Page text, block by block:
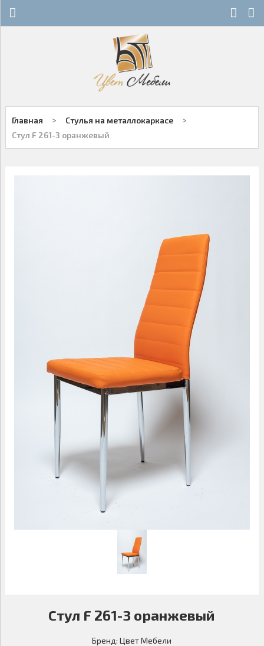
КОНТАКТЫ
Многоканальный
Заказы принимаются
09.00-18.00
ДЕРЕВЯННЫЕ СТОЛЫ
ОБЕДЕННЫЕ ГРУППЫ
СТУЛЬЯ НА МЕТАЛЛОКАРКАСЕ
ДЕРЕВЯННЫЕ СТУЛЬЯ
Главная > Стулья на металлокаркасе >
Стул F 261-3 оранжевый
Стул F 261-3 оранжевый
Бренд:Цвет Мебели